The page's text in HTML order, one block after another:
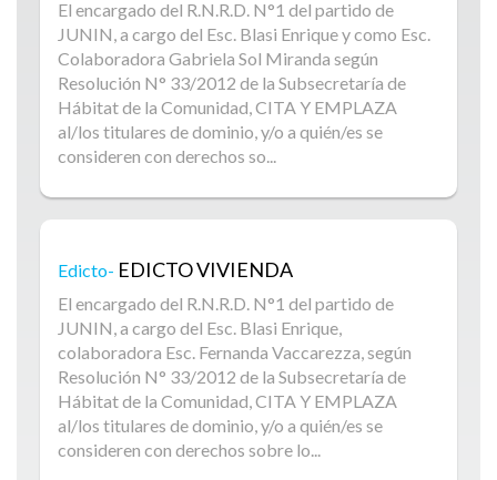
El encargado del R.N.R.D. N°1 del partido de
JUNIN, a cargo del Esc. Blasi Enrique y como Esc.
Colaboradora Gabriela Sol Miranda según
Resolución N° 33/2012 de la Subsecretaría de
Hábitat de la Comunidad, CITA Y EMPLAZA
al/los titulares de dominio, y/o a quién/es se
consideren con derechos so...
Edicto- EDICTO VIVIENDA
El encargado del R.N.R.D. N°1 del partido de
JUNIN, a cargo del Esc. Blasi Enrique,
colaboradora Esc. Fernanda Vaccarezza, según
Resolución N° 33/2012 de la Subsecretaría de
Hábitat de la Comunidad, CITA Y EMPLAZA
al/los titulares de dominio, y/o a quién/es se
consideren con derechos sobre lo...